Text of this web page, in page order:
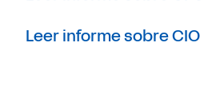
Leer informe sobre CIO